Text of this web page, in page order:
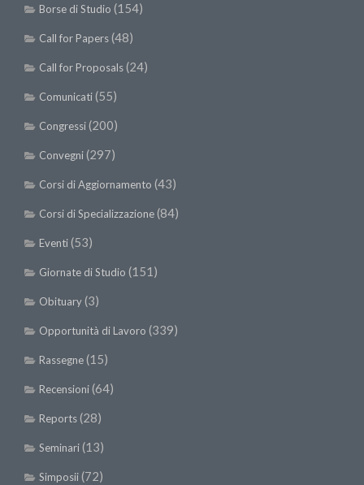
Borse di Studio (154)
Call for Papers(48)
Call for Proposals(24)
Comunicati(55)
Congressi(200)
Convegni(297)
Corsi di Aggiornamento (43)
Corsi di Specializzazione(84)
Eventi(53)
Giornate di Studio (151)
Obituary(3)
Opportunità di Lavoro (339)
Rassegne(15)
Recensioni(64)
Reports(28)
Seminari(13)
Simposii(72)